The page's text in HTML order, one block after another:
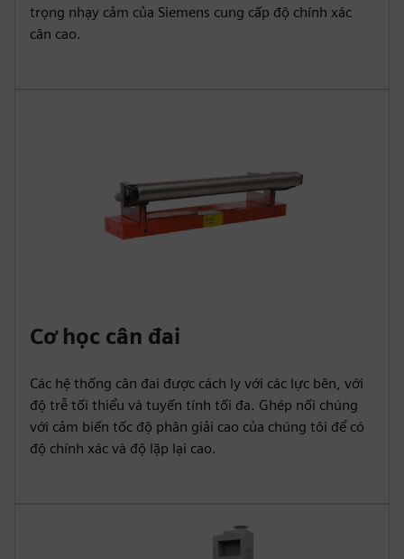
trọng nhạy cảm của Siemens cung cấp độ chính xác
cân cao.
Cơ học cân đai
Các hệ thống cân đai được cách ly với các lực bên, với
độ trễ tối thiểu và tuyến tính tối đa. Ghép nối chúng
với cảm biến tốc độ phân giải cao của chúng tôi để có
độ chính xác và độ lặp lại cao.